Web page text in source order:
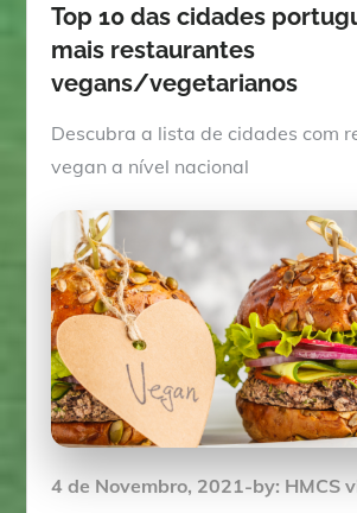
Top 10 das cidades
mais restaurantes
vegans/vegetarianos
Descubra a lista de cidades com
vegan a nível nacional
Posted
4 de Novembro, 2021 by: HMCS